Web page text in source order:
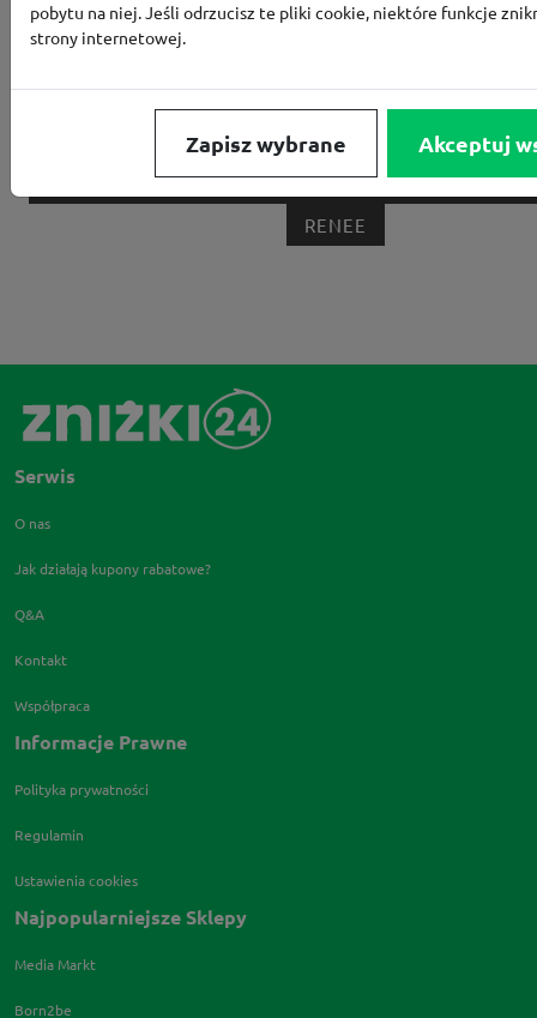
BORN2BE
KOMFORT CCC SMYK
MEDIA MARKT ALLEGRO PAY
ZNAK BIG STAR
BIEDRONKA HOME
RENEE
Serwis
O nas
Jak działają kupony rabatowe?
Q&A
Kontakt
Współpraca
Informacje Prawne
Polityka prywatności
Regulamin
Ustawienia cookies
Najpopularniejsze Sklepy
Media Markt
Born2be
pobytu na niej. Jeśli odrzucisz te pliki cookie, niektóre funkcje
strony internetowej.
Zapisz wybrane Akceptuj